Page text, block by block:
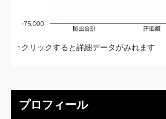
↑クリックすると詳細データがみれます
プロフィール